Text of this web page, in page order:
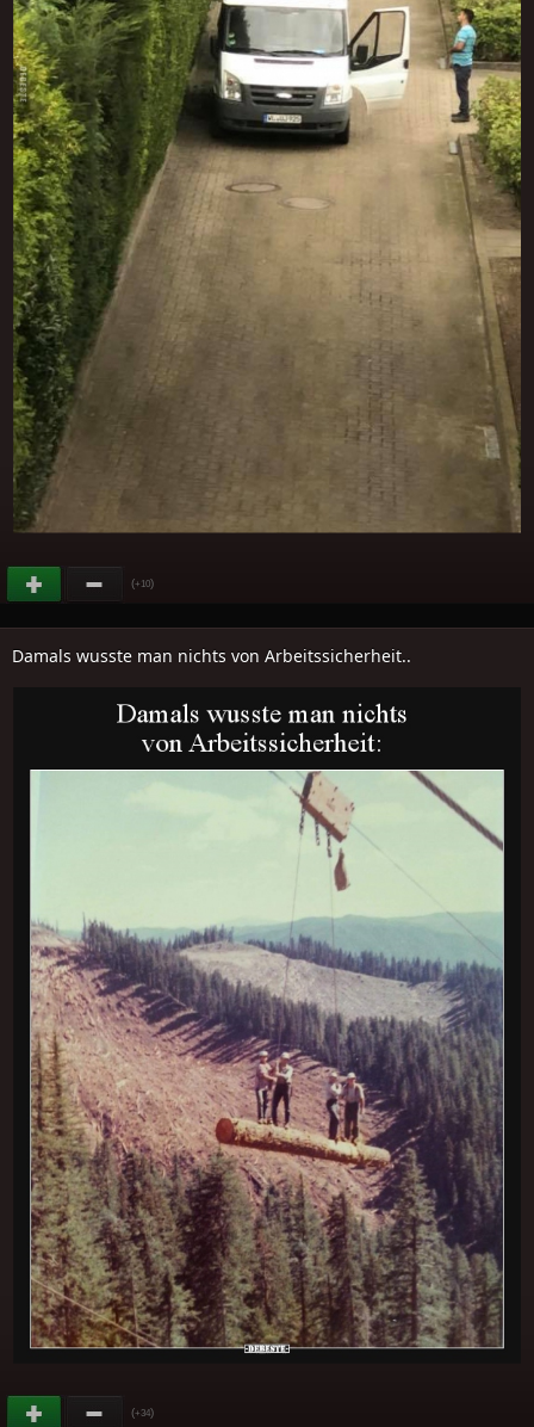
(+10)
Damals wusste man nichts von Arbeitssicherheit..
(+34)